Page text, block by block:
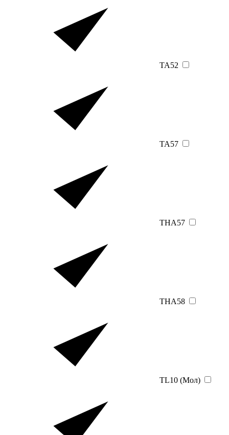
TA52
TA57
THA57
THA58
TL10 (Мол)